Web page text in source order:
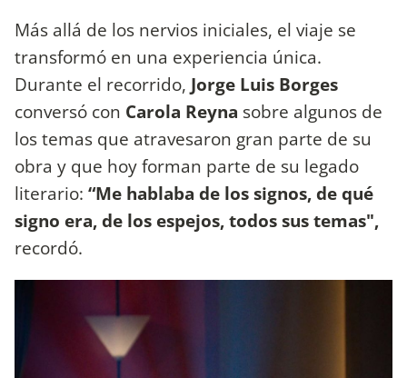
Más allá de los nervios iniciales, el viaje se
transformó en una experiencia única.
Durante el recorrido, Jorge Luis Borges
conversó con Carola Reyna sobre algunos de
los temas que atravesaron gran parte de su
obra y que hoy forman parte de su legado
literario: “Me hablaba de los signos, de qué
signo era, de los espejos, todos sus temas",
recordó.